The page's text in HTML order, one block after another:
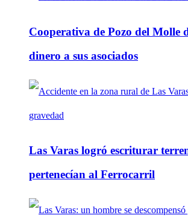
Cooperativa de Pozo del Molle
dinero a sus asociados
Las Varas logró escriturar
pertenecían al Ferrocarril